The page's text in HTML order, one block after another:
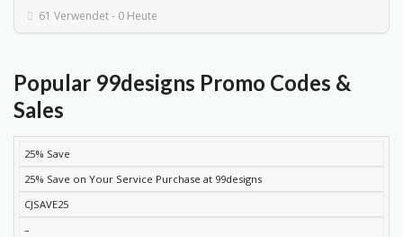
61 Verwendet - 0 Heute
Popular 99designs Promo Codes &
Sales
DISCOUNT
25% Save
25% Save on Your Service Purchase at 99designs
CJSAVE25
–